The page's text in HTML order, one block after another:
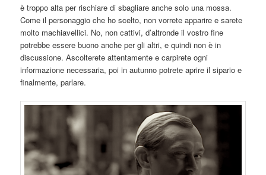
è troppo alta per rischiare di sbagliare anche solo una mossa.
Come il personaggio che ho scelto, non vorrete apparire e sarete
molto machiavellici. No, non cattivi, d’altronde il vostro fine
potrebbe essere buono anche per gli altri, e quindi non è in
discussione. Ascolterete attentamente e carpirete ogni
informazione necessaria, poi in autunno potrete aprire il sipario e
finalmente, parlare.